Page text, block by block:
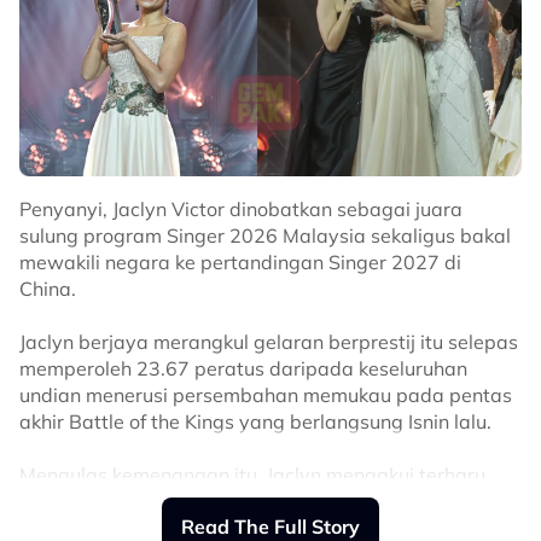
untuk ke Genting. Malah, dalam masa yang sama, tiket
untuk siri jelajah saya di China pun baru sahaja dibuka
hari ini. Memang keadaan sekarang sangat sibuk,
peminat saya pun dah macam 'sotong' nak dapatkan
tiket.
"Alhamdulillah, kita bakal melihat
peminat berbilang kaum akan berkumpul
nanti. Bagi keseluruhan konsert ini, kami
akan mempersembahkan sekitar 40 buah
lagu.
"Saya jangkakan dalam 17 ke 18 lagu adalah dalam
bahasa Mandarin, manakala selebihnya merupakan
campuran lagu bahasa Melayu dan bahasa Inggeris,”
Selain Shila, konsert berkenaan turut menampilkan lima
artis undangan iaitu Mimi Fly, Hael Husaini, DJ Fuzz,
Penyanyi, Jaclyn Victor dinobatkan sebagai juara
sulung program Singer 2026 Malaysia sekaligus bakal
mewakili negara ke pertandingan Singer 2027 di
China.
Jaclyn berjaya merangkul gelaran berprestij itu selepas
memperoleh 23.67 peratus daripada keseluruhan
undian menerusi persembahan memukau pada pentas
akhir Battle of the Kings yang berlangsung Isnin lalu.
Mengulas kemenangan itu, Jaclyn mengakui terharu
dengan sokongan yang diterimanya sepanjang
Read The Full Story